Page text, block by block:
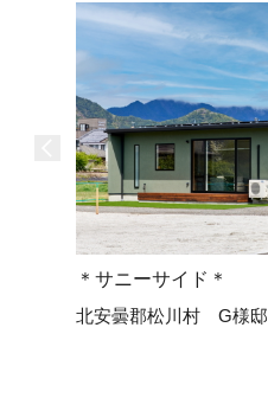
＊サニーサイド＊
北安曇郡松川村 G様邸